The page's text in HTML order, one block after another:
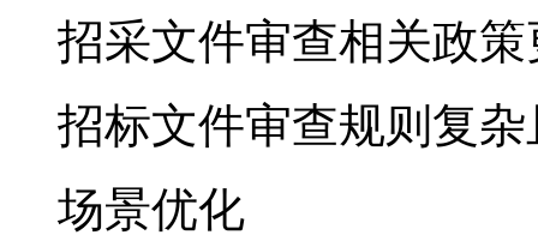
招采文件审查相关政
招标文件审查规则复
场景优化